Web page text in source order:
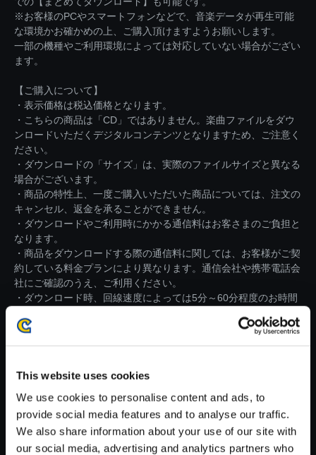
This website uses cookies
We use cookies to personalise content and ads, to
provide social media features and to analyse our traffic.
We also share information about your use of our site with
our social media, advertising and analytics partners who
※お客様のPCやスマートフォンなどで、音楽データが再生可能
な環境かお確かめの上、ご購入頂けますようお願いします。
一部の機種やご利用環境によっては対応していない場合がござい
ます。
【ご購入について】
・表示価格は税込価格となります。
・こちらの商品は「CD」ではありません。楽曲ファイルをダウ
ンロードいただくデジタルコンテンツとなりますため、ご注意く
ださい。
・ダウンロードの「サイズ」は、実際のファイルサイズと異なる
場合がございます。
・商品の特性上、一度ご購入いただいた商品については、注文の
キャンセル、返金を承ることができません。
・ダウンロードやご利用時にかかる通信料はお客さまのご負担と
なります。
・商品をダウンロードする際の通信料に関しては、お客様がご契
約している料金プランにより異なります。通信会社や携帯電話会
社にご確認のうえ、ご利用ください。
・ダウンロード時、回線速度によっては5分～60分程度のお時間
※ご購入いただいたファイルのダウンロードの際には、通信環境
【単曲】ゴースト トリック オ